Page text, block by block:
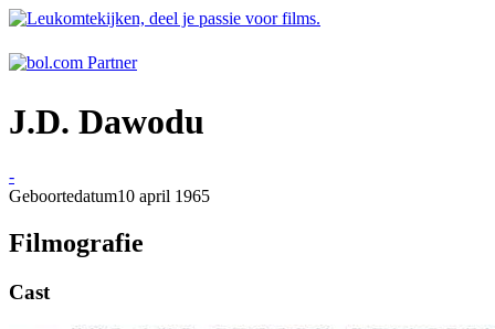
J.D. Dawodu
-
Geboortedatum10 april 1965
Filmografie
Cast